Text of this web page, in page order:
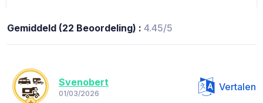
Gemiddeld (22 Beoordeling) : 4.45/5
Svenobert
01/03/2026
Vertalen